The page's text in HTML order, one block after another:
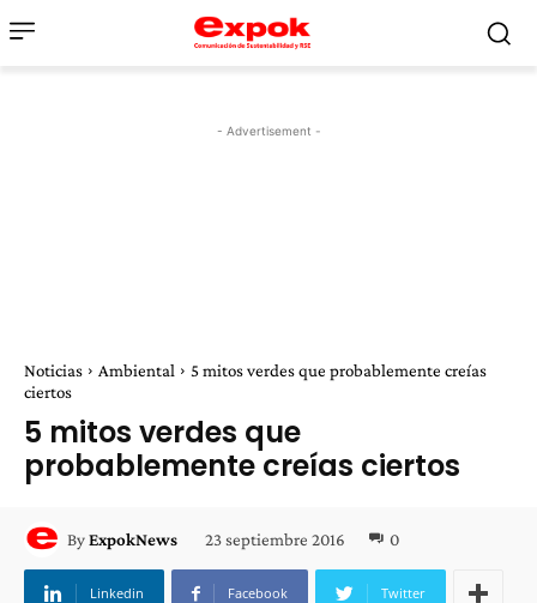
- Advertisement -
Noticias Ambiental
5 mitos verdes que probablemente creías
ciertos
5 mitos verdes que
probablemente creías ciertos
ByExpokNews 23 septiembre 2016 0
Linkedin Facebook Twitter